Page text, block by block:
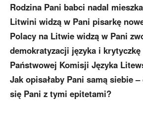
Rodzina Pani babci nadal
Litwini widzą w Pani pisarkę
Polacy na Litwie widzą w Pani
demokratyzacji języka i krytyczkę
Państwowej Komisji Języka
Jak opisałaby Pani samą siebie –
się Pani z tymi epitetami?